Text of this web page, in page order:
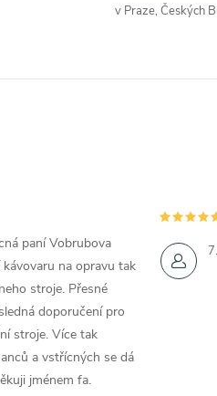
v Praze, Českých
paní Vobrubova
na opravu tak
stroje. Přesné
doporučení pro
stroje. Více tak
a vstřícných se dá
jménem fa.